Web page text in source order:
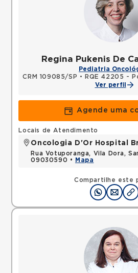
Regina Pukenis De
Pediatria
CRM 109085/SP • RQE 42205 -
Ver perfil
Agende uma
Compartilhe este
Locais de Atendimento
Oncologia D'Or Hospital
Rua Votuporanga, Vila Dora,
09030590 •
Mapa